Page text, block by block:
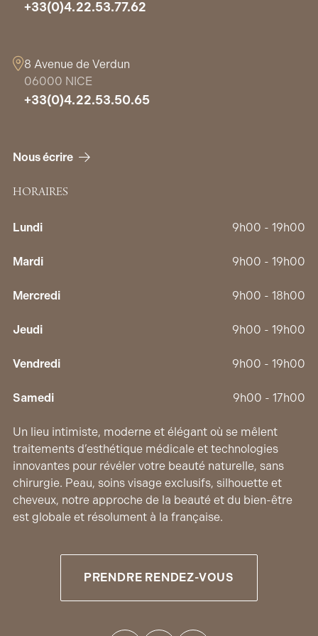
+33(0)4.22.53.77.62
8 Avenue de Verdun
06000 NICE
+33(0)4.22.53.50.65
Nous écrire
Un lieu intimiste, moderne et élégant où se mêlent
traitements d’esthétique médicale et technologies
innovantes pour révéler votre beauté naturelle, sans
chirurgie. Peau, soins visage exclusifs, silhouette et
cheveux, notre approche de la beauté et du bien-être
est globale et résolument à la française.
PRENDRE RENDEZ-VOUS
HORAIRES
Lundi 9h00 - 19h00
Mardi 9h00 - 19h00
Mercredi 9h00 - 18h00
Jeudi 9h00 - 19h00
Vendredi 9h00 - 19h00
Samedi 9h00 - 17h00